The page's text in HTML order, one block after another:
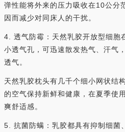
弹性能将外来的压力吸收在10公分
因而减少对同床人的干扰。
4. 透气防霉：天然乳胶开放型细胞
小透气孔，可迅速散发热气、汗气
透气。
天然乳胶枕头有几千个细小网状结
的空气保持新鲜和健康，在夏季使
爽舒适感。
5. 抗菌防螨：乳胶都具有抑制细菌